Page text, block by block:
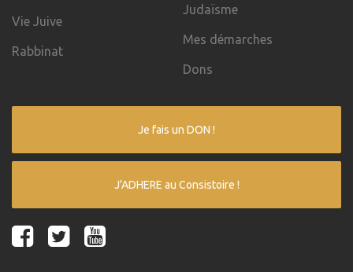
Vie Juive
Rabbinat
Judaïsme
Mes démarches
Dons
Je fais un DON !
J'ADHERE au Consistoire !